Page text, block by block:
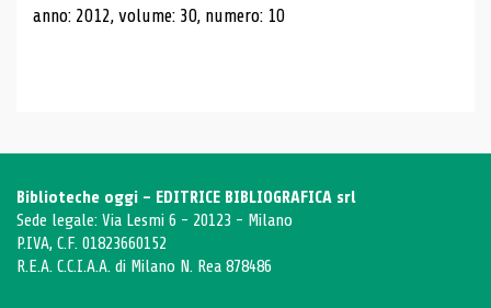
anno: 2012, volume: 30, numero: 10
Biblioteche oggi - EDITRICE BIBLIOGRAFICA srl
Sede legale: Via Lesmi 6 - 20123 - Milano
P.IVA, C.F. 01823660152
R.E.A. C.C.I.A.A. di Milano N. Rea 878486